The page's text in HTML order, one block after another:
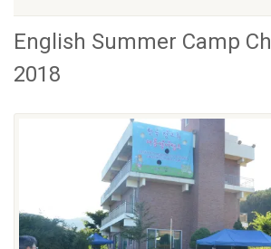
English Summer Camp
2018